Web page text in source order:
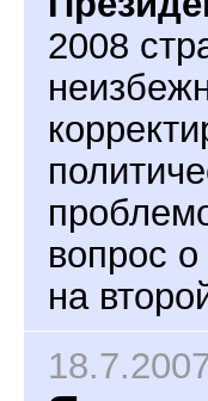
2008
вопрос
на